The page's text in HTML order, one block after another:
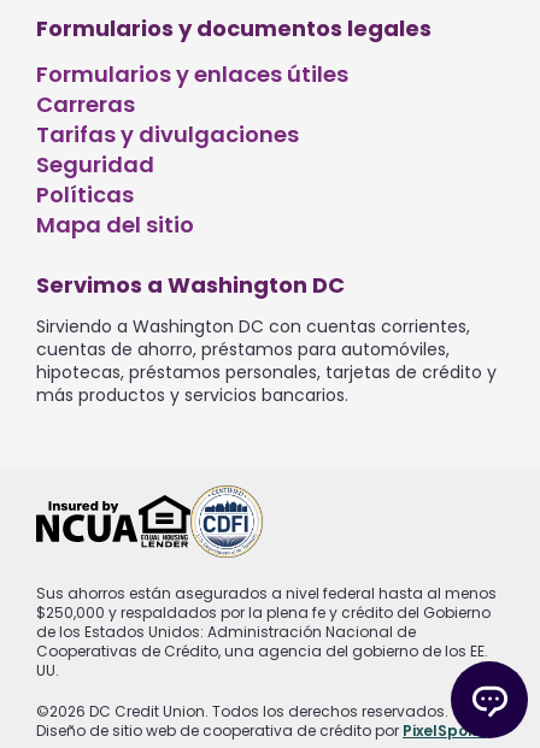
Formularios y documentos legales
Formularios y enlaces útiles
Carreras
Tarifas y divulgaciones
Seguridad
Políticas
Mapa del sitio
Servimos a Washington DC
Sirviendo a Washington DC con cuentas corrientes,
cuentas de ahorro, préstamos para automóviles,
hipotecas, préstamos personales, tarjetas de crédito y
más productos y servicios bancarios.
Sus ahorros están asegurados a nivel federal hasta al menos
$250,000 y respaldados por la plena fe y crédito del Gobierno
de los Estados Unidos: Administración Nacional de
Cooperativas de Crédito, una agencia del gobierno de los EE.
UU.
©2026 DC Credit Union. Todos los derechos reservados.
Diseño de sitio web de cooperativa de crédito por PixelSpoke